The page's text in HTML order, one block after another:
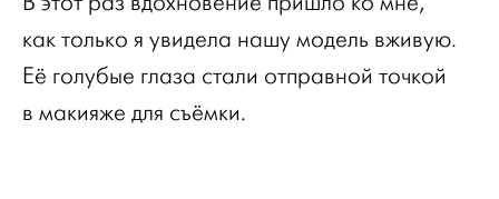
как только я увидела нашу модель вживую.
Её голубые глаза стали отправной точкой
в макияже для съёмки.